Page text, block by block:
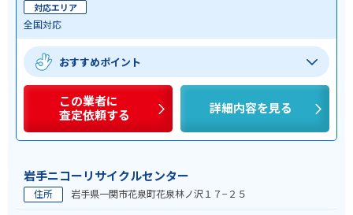
対応エリア
全国対応
おすすめポイント
この業者に
査定依頼する
詳細内容を見る
岩手ニコーリサイクルセンター
住所 岩手県一関市花泉町花泉林ノ沢１７−２５